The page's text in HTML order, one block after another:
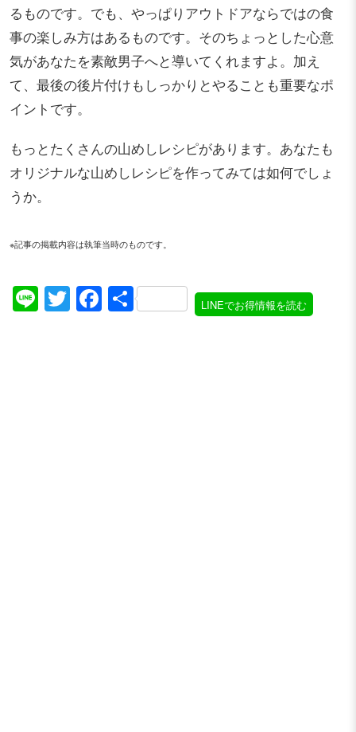
るものです。でも、やっぱりアウトドアならではの食
事の楽しみ方はあるものです。そのちょっとした心意
気があなたを素敵男子へと導いてくれますよ。加え
て、最後の後片付けもしっかりとやることも重要なポ
イントです。
もっとたくさんの山めしレシピがあります。あなたも
オリジナルな山めしレシピを作ってみては如何でしょ
うか。
※記事の掲載内容は執筆当時のものです。
LineTwitter
Facebook
共 LINEでお得情報を読む